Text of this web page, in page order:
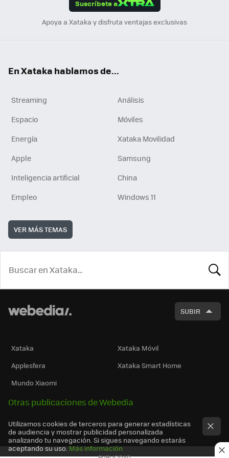
Suscríbete a
Apoya a Xataka y disfruta ventajas exclusivas
En Xataka hablamos de...
Streaming
Análisis
Espacio
Móviles
Energía
Xataka Movilidad
Apple
Samsung
Inteligencia artificial
China
Empleo
Windows 11
VER MÁS TEMAS
SUBIR
Xataka
Xataka Móvil
Applesfera
Xataka Smart Home
Mundo Xiaomi
Otras publicaciones de Webedia
Utilizamos cookies de terceros para generar estadísticas
de audiencia y mostrar publicidad personalizada
analizando tu navegación. Si sigues navegando estarás
aceptando su uso. Más información